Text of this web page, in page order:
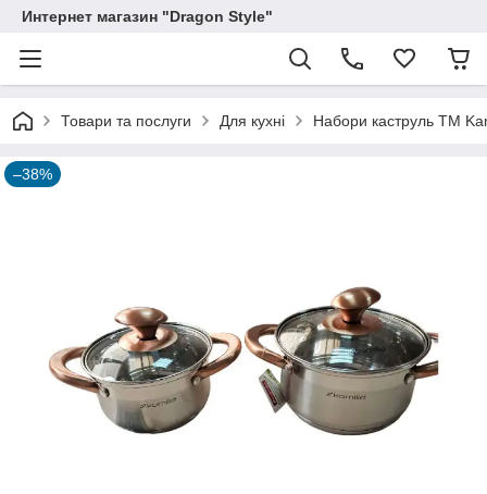
Интернет магазин "Dragon Style"
Товари та послуги Для кухні Набори каструль ТМ
–38%